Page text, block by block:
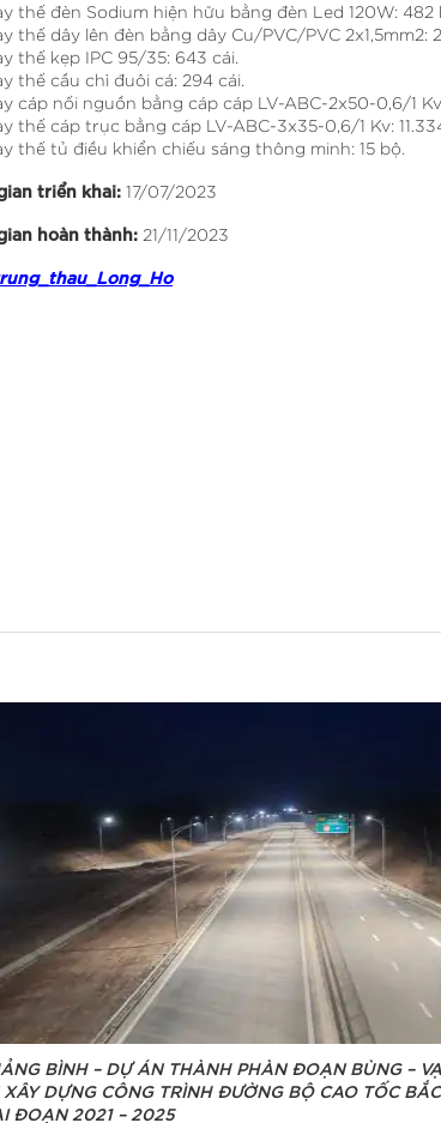
thế đèn Sodium hiện hữu bằng đèn Led 120W: 482
thế dây lên đèn bằng dây Cu/PVC/PVC 2x1,5mm2:
thế kẹp IPC 95/35: 643 cái.
thế cầu chì đuôi cá: 294 cái.
cáp nối nguồn bằng cáp cáp LV-ABC-2x50-0,6/1 Kv:
thế cáp trục bằng cáp LV-ABC-3x35-0,6/1 Kv:
thế tủ điều khiển chiếu sáng thông minh: 15 bộ.
triển khai: 17/07/2023
hoàn thành: 21/11/2023
BÌNH – DỰ ÁN THÀNH PHÀN ĐOẠN BÙNG –
XÂY DỰNG CÔNG TRÌNH ĐƯỜNG BỘ CAO TỐC
ĐOẠN 2021 – 2025